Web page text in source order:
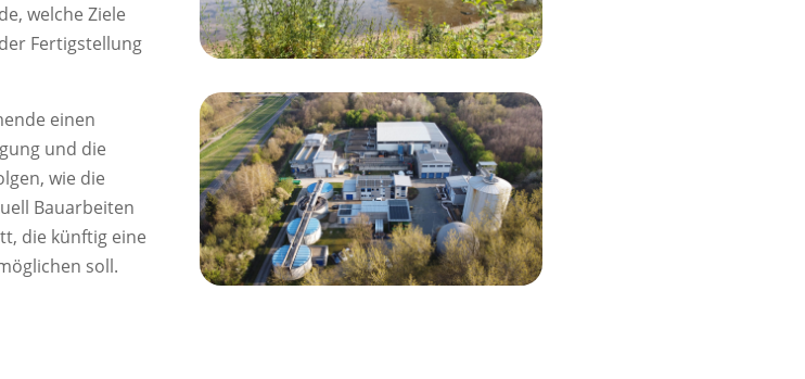
welche Ziele
Fertigstellung
einen
und die
wie die
Bauarbeiten
die künftig eine
soll.